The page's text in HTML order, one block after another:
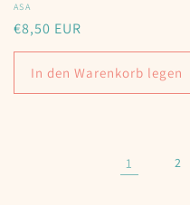
Anbieter:
ASA
Normaler
Preis
€8,50 EUR
In den Warenkorb legen
1 2